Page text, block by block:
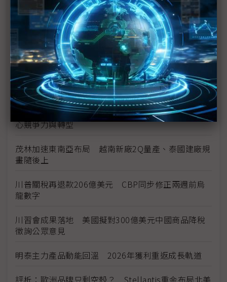
新纖：地緣風險是危機也是轉機 三大布局推進成長
台美投資MOU關稅優惠先落地 汽車零組件15%、航
空零件迎近乎免稅
中資背景也能過關 Volvo獲白宮豁免可繼續在美賣
車
裕隆國產、外銷同步並進 嚴陳莉蓮：AI賦能強化核
心競爭力與轉型
茂林加速東南亞布局 越南新廠2Q量產、泰國建廠規
畫隨後上
川普關稅再退款206億美元 CBP同步修正兩週前烏
龍數字
川習會成果落地 美國擬對300億美元中國商品降稅
徵詢公眾意見
明泰主力產品動能回溫 2026年獲利重返成長軌道
評析：歐洲品牌只剩空殼？ Stellantis重金布局北美